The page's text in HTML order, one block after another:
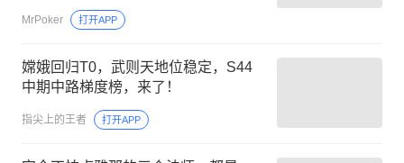
MrPoker 打开APP
嫦娥回归T0，武则天地位稳定，S44
中期中路梯度榜，来了！
指尖上的王者 打开APP